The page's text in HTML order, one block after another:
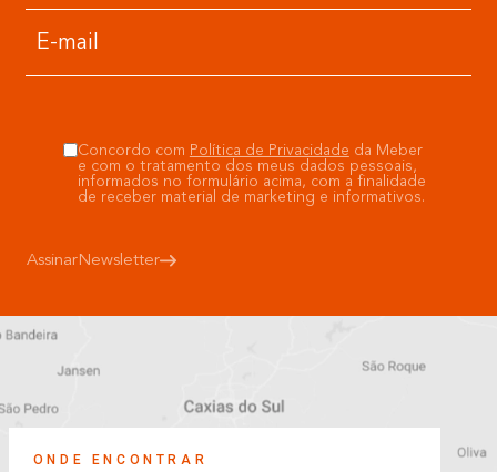
AssinarNewsletter
Concordo com Política de Privacidade da Meber
e com o tratamento dos meus dados pessoais,
informados no formulário acima, com a finalidade
de receber material de marketing e informativos.
ONDE ENCONTRAR